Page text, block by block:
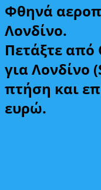
Φθηνά
Λονδίνο.
Πετάξτε από
για Λονδίνο
πτήση και
ευρώ.